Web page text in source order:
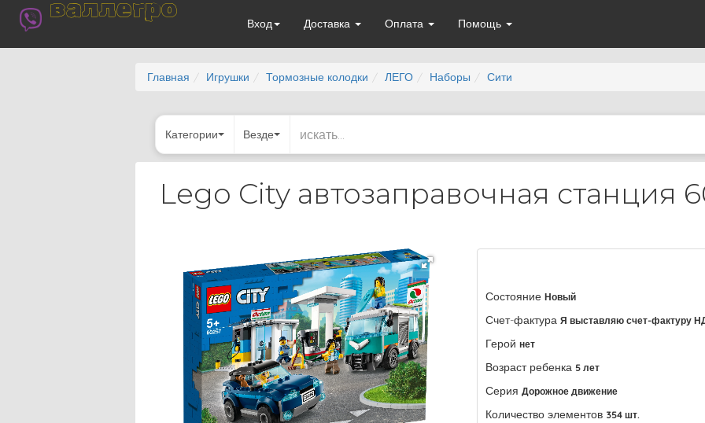
валлегро
Вход Доставка Оплата Помощь
Главная Игрушки Тормозные колодки ЛЕГО Наборы Сити
Категории Везде
Lego City автозаправочная станция
Состояние Новый
Счет-фактура Я выставляю счет-фактуру
Герой нет
Возраст ребенка 5 лет
Серия Дорожное движение
Количество элементов 354 шт.